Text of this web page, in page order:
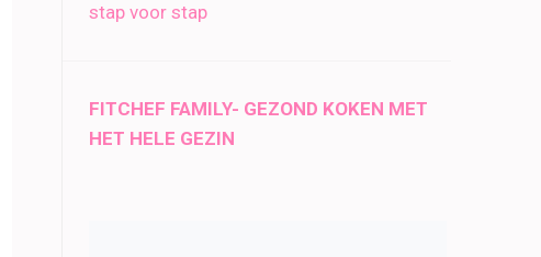
stap voor stap
FITCHEF FAMILY- GEZOND KOKEN MET
HET HELE GEZIN